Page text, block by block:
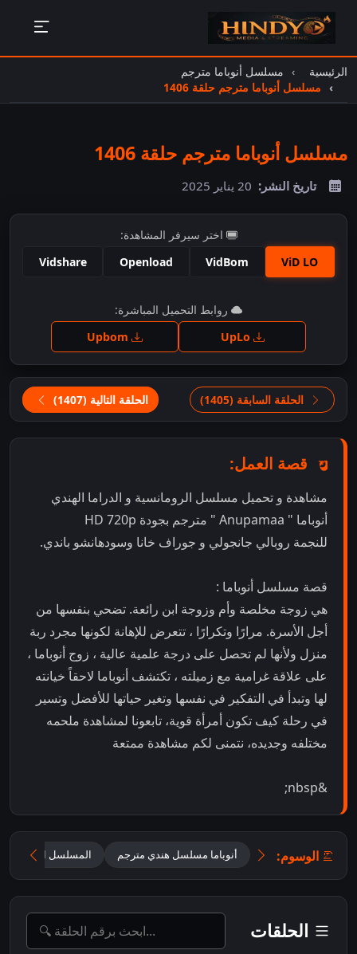
الرئيسية
مسلسل أنوباما مترجم
مسلسل أنوباما مترجم حلقة 1406
مسلسل أنوباما مترجم حلقة 1406
تاريخ النشر: 20 يناير 2025
اختر سيرفر المشاهدة:
ViD LO
VidBom
Openload
Vidshare
اضغط للمشاهدة
روابط التحميل المباشرة:
الحلقة السابقة (1405) الحلقة التالية (1407)
قصة العمل:
مشاهدة و تحميل مسلسل الرومانسية و الدراما الهندي
أنوباما " Anupamaa " مترجم بجودة HD 720p
للنجمة روبالي جانجولي و جوراف خانا وسودهانشو باندي.
قصة مسلسل أنوباما :
هي زوجة مخلصة وأم وزوجة ابن رائعة. تضحي بنفسها من
أجل الأسرة. مرارًا وتكرارًا ، تتعرض للإهانة لكونها مجرد ربة
منزل ولأنها لم تحصل على درجة علمية عالية ، زوج أنوباما ،
على علاقة غرامية مع زميلته ، تكتشف أنوباما لاحقاً خيانته
لها وتبدأ في التفكير في نفسها وتغير حياتها للأفضل وتسير
في رحلة كيف تكون أمرأة قوية، تابعونا لمشاهدة ملحمه
مختلفه وجديده، نتمنى لكم مشاهدة ممتعة
&nbsp;
الوسوم: أنوباما مسلسل هندي مترجم المسلسل الهندي
الحلقات